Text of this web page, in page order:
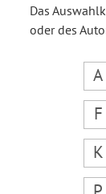
Das
oder des
A
F
K